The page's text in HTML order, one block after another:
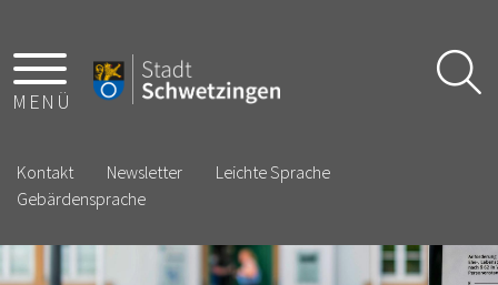
MENÜ
Kontakt Newsletter
Leichte Sprache
Gebärdensprache